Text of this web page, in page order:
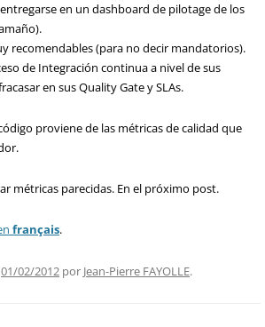
en un dashboard de pilotage de los
recomendables (para no decir mandatorios).
de Integración continua a nivel de sus
en sus Quality Gate y SLAs.
proviene de las métricas de calidad que
métricas parecidas. En el próximo post.
français.
01/02/2012 por Jean-Pierre FAYOLLE.